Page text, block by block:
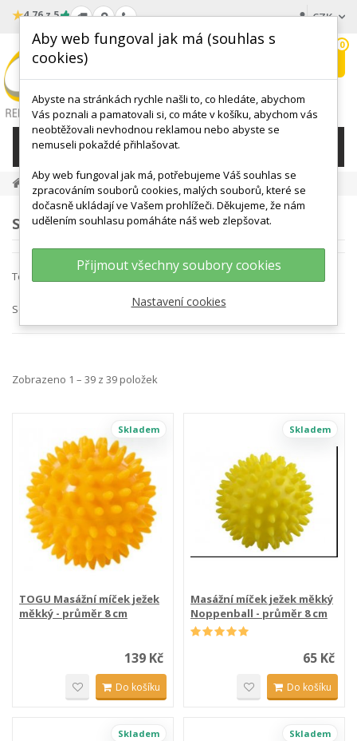
★4.76 z 5 CZK
wishlist
0
KATEGORIE
Togu
SEZNAM PRODUKTŮ VÝROBCE TOGU
Togu
Seřadit podle
Zobrazeno 1 – 39 z 39 položek
Skladem
TOGU Masážní míček ježek
měkký - průměr 8 cm
139 Kč
Do košíku
Skladem
Masážní míček ježek měkký
Noppenball - průměr 8 cm
65 Kč
Do košíku
Skladem Skladem
Aby web fungoval jak má (souhlas s
cookies)
Abyste na stránkách rychle našli to, co hledáte, abychom
Vás poznali a pamatovali si, co máte v košíku, abychom vás
neobtěžovali nevhodnou reklamou nebo abyste se
nemuseli pokaždé přihlašovat.
Aby web fungoval jak má, potřebujeme Váš souhlas se
zpracováním souborů cookies, malých souborů, které se
dočasně ukládají ve Vašem prohlížeči. Děkujeme, že nám
udělením souhlasu pomáháte náš web zlepšovat.
Přijmout všechny soubory cookies
Nastavení cookies